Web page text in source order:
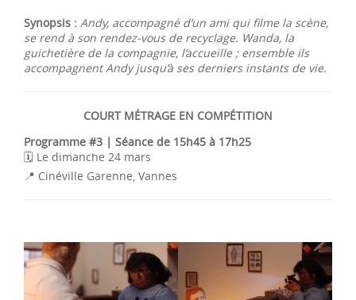
Synopsis : Andy, accompagné d’un ami qui filme la scène,
se rend à son rendez-vous de recyclage. Wanda, la
guichetière de la compagnie, l’accueille ; ensemble ils
accompagnent Andy jusqu’à ses derniers instants de vie.
COURT MÉTRAGE EN COMPÉTITION
Programme #3 | Séance de 15h45 à 17h25
🗓️ Le dimanche 24 mars
📍 Cinéville Garenne, Vannes